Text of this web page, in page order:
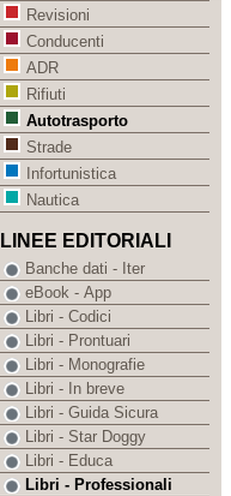
Revisioni
Conducenti
ADR
Rifiuti
Autotrasporto
Strade
Infortunistica
Nautica
LINEE EDITORIALI
Banche dati - Iter
eBook - App
Libri - Codici
Libri - Prontuari
Libri - Monografie
Libri - In breve
Libri - Guida Sicura
Libri - Star Doggy
Libri - Educa
Libri - Professionali